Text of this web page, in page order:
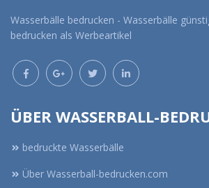
Wasserbälle bedrucken - Wasserbälle
bedrucken als Werbeartikel
ÜBER WASSERBALL-
bedruckte Wasserbälle
Über Wasserball-bedrucken.com